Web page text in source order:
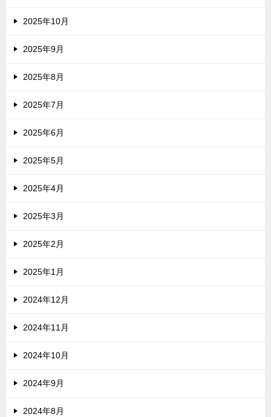
2025年10月
2025年9月
2025年8月
2025年7月
2025年6月
2025年5月
2025年4月
2025年3月
2025年2月
2025年1月
2024年12月
2024年11月
2024年10月
2024年9月
2024年8月